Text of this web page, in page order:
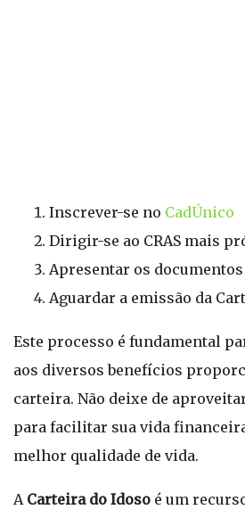
Inscrever-se no CadÚnico
Dirigir-se ao CRAS mais
Apresentar os
Aguardar a emissão da
Este processo é fundamental
aos diversos benefícios
carteira. Não deixe de
para facilitar sua vida
melhor qualidade de vida.
A Carteira do Idoso é um